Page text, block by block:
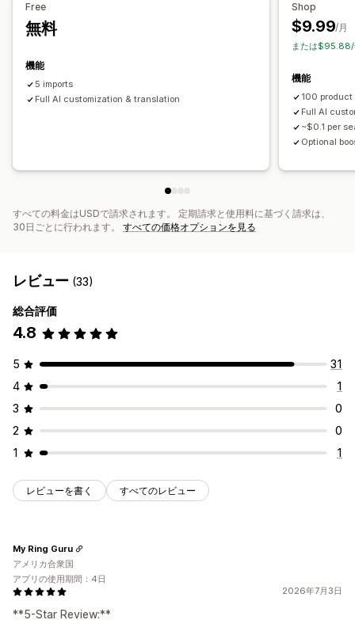
ビジネス・事務用品
成熟商品
調達ロケーション
アイルランド
イタリア インド
カナダ
スペイン デンマーク ニュージーランド
台湾
Free
無料
機能
5 imports
Full AI customization & translation
Shop
$9.99/月
または
機能
100
Full AI
~$0.1 per
Optional
すべての料金はUSDで請求されます。 定期請求と使用料に基づく請求は、
30日ごとに行われます。 すべての価格オプションを見る
レビュー (33)
総合評価
4.8
5
31
4
1
3
0
2
0
1
1
レビューを書く すべてのレビュー
2026年7月3日
**5-Star Review:**
My Ring Guru
アメリカ合衆国
アプリの使用期間：4日